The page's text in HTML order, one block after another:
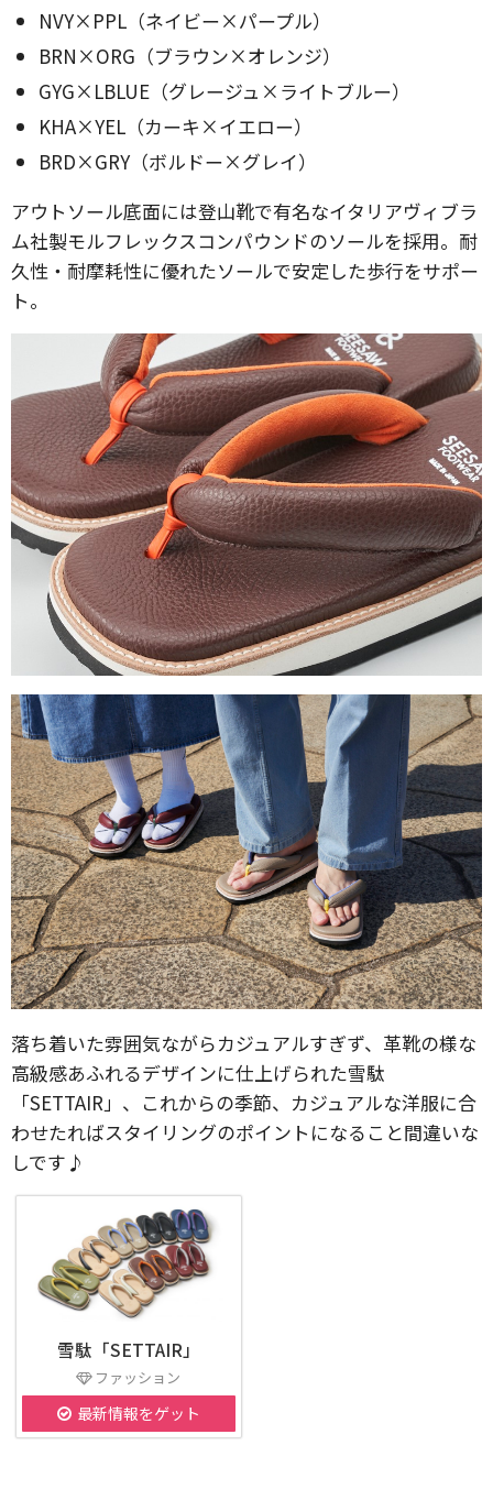
NVY×PPL（ネイビー×パープル）
BRN×ORG（ブラウン×オレンジ）
GYG×LBLUE（グレージュ×ライトブルー）
KHA×YEL（カーキ×イエロー）
BRD×GRY（ボルドー×グレイ）
アウトソール底面には登山靴で有名なイタリアヴィブラ
ム社製モルフレックスコンパウンドのソールを採用。耐
久性・耐摩耗性に優れたソールで安定した歩行をサポー
ト。
落ち着いた雰囲気ながらカジュアルすぎず、革靴の様な
高級感あふれるデザインに仕上げられた雪駄
「SETTAIR」、これからの季節、カジュアルな洋服に合
わせたればスタイリングのポイントになること間違いな
しです♪
雪駄「SETTAIR」
ファッション
最新情報をゲット